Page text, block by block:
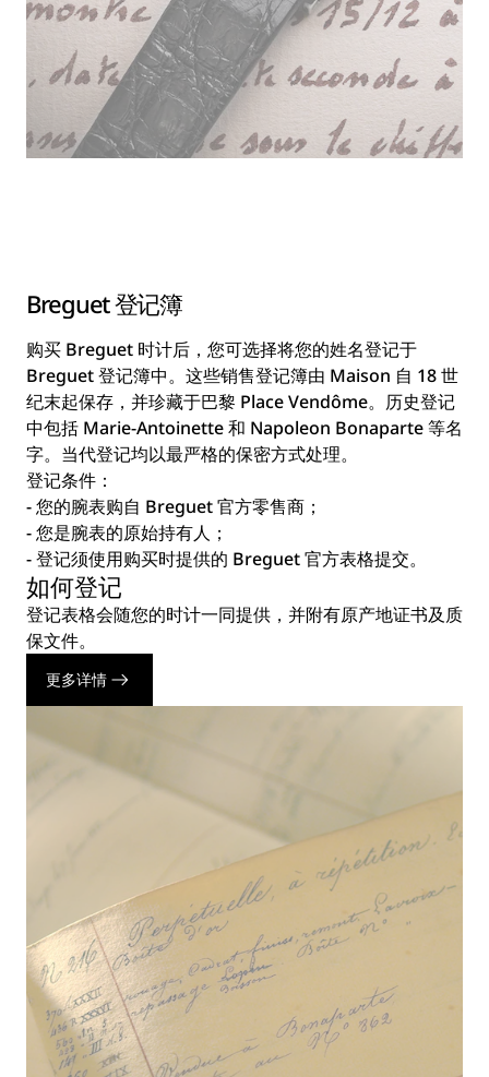
Breguet 登记簿
购买 Breguet 时计后，您可选择将您的姓名登记于
Breguet 登记簿中。这些销售登记簿由 Maison 自 18 世
纪末起保存，并珍藏于巴黎 Place Vendôme。历史登记
中包括 Marie-Antoinette 和 Napoleon Bonaparte 等名
字。当代登记均以最严格的保密方式处理。
登记条件：
- 您的腕表购自 Breguet 官方零售商；
- 您是腕表的原始持有人；
- 登记须使用购买时提供的 Breguet 官方表格提交。
如何登记
登记表格会随您的时计一同提供，并附有原产地证书及质
保文件。
更多详情